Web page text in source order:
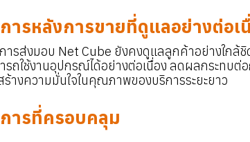
ารหลังการขายที่ดูแลอย่างต่อเ
ารส่งมอบ Net Cube ยังคงดูแลลูกค้าอย่างใกล้ชิ
รถใช้งานอุปกรณ์ได้อย่างต่อเนื่อง ลดผลกระทบต่
ร้างความมั่นใจในคุณภาพของบริการระยะยาว
ารที่ครอบคลุม